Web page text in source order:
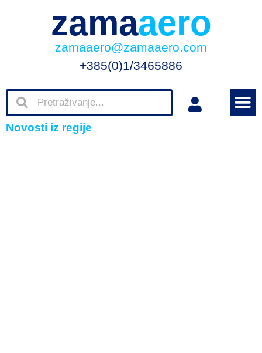
zamaaero
zamaaero@zamaaero.com
+385(0)1/3465886
Novosti iz regije